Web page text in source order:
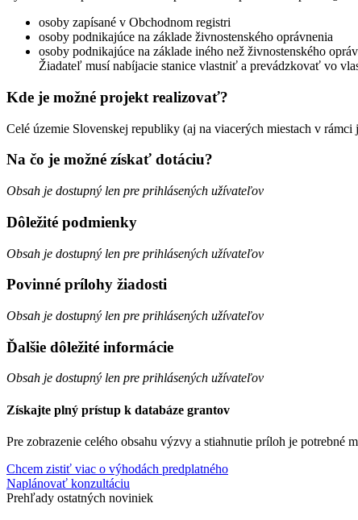
osoby zapísané v Obchodnom registri
osoby podnikajúce na základe živnostenského oprávnenia
osoby podnikajúce na základe iného než živnostenského
Žiadateľ musí nabíjacie stanice vlastniť a prevádzkovať vo
Kde je možné projekt realizovať?
Celé územie Slovenskej republiky (aj na viacerých miestach v rámci
Na čo je možné získať dotáciu?
Obsah je dostupný len pre prihlásených užívateľov
Dôležité podmienky
Obsah je dostupný len pre prihlásených užívateľov
Povinné prílohy žiadosti
Obsah je dostupný len pre prihlásených užívateľov
Ďalšie dôležité informácie
Obsah je dostupný len pre prihlásených užívateľov
Získajte plný prístup k databáze grantov
Pre zobrazenie celého obsahu výzvy a stiahnutie príloh je potrebné
Chcem zistiť viac o výhodách predplatného
Naplánovať konzultáciu
Prehľady ostatných noviniek